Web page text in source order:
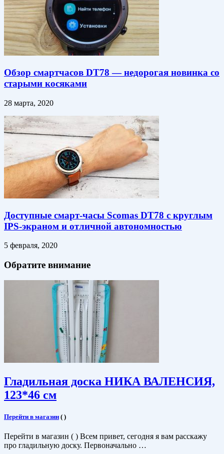
Обзор смартчасов DT78 — недорогая новинка со
старыми косяками
28 марта, 2020
Доступные смарт-часы Scomas DT78 с круглым
IPS-экраном и отличной автономностью
5 февраля, 2020
Обратите внимание
Гладильная доска НИКА ВАЛЕНСИЯ,
123*46 см
Перейти в магазин ( )
Перейти в магазин ( ) Всем привет, сегодня я вам расскажу
про гладильную доску. Первоначально …